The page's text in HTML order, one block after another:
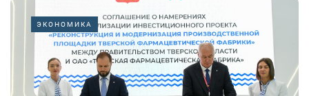
российских инвестиций и технологий для
строительства малых и средних электростанций, а
также объектов возобновляемой энергетики. Об этом
заявил первый заместитель председателя кабинета
министров республики Данияр Амангельдиев,
ЭКОНОМИКА